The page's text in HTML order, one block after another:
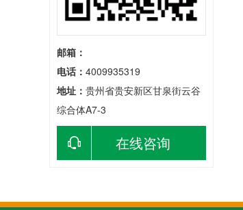
邮箱：
电话： 4009935319
地址： 贵州省贵安新区甘泉街云谷
综合体A7-3
在线咨询